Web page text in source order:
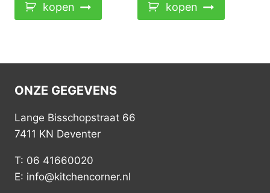
kopen kopen
ONZE GEGEVENS
Lange Bisschopstraat 66
7411 KN Deventer
T: 06 41660020
E: info@kitchencorner.nl